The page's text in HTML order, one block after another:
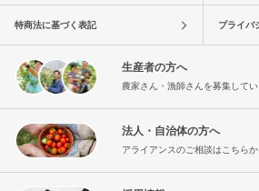
特商法に基づく表記 プライバ
生産者の方へ
農家さん・漁師さんを募集して
法人・自治体の方へ
アライアンスのご相談はこちらか